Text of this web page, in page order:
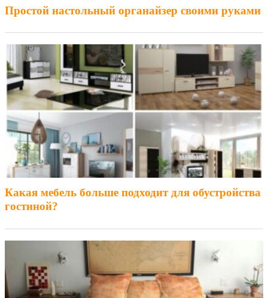
Простой настольный органайзер своими руками
Какая мебель больше подходит для обустройства
гостиной?